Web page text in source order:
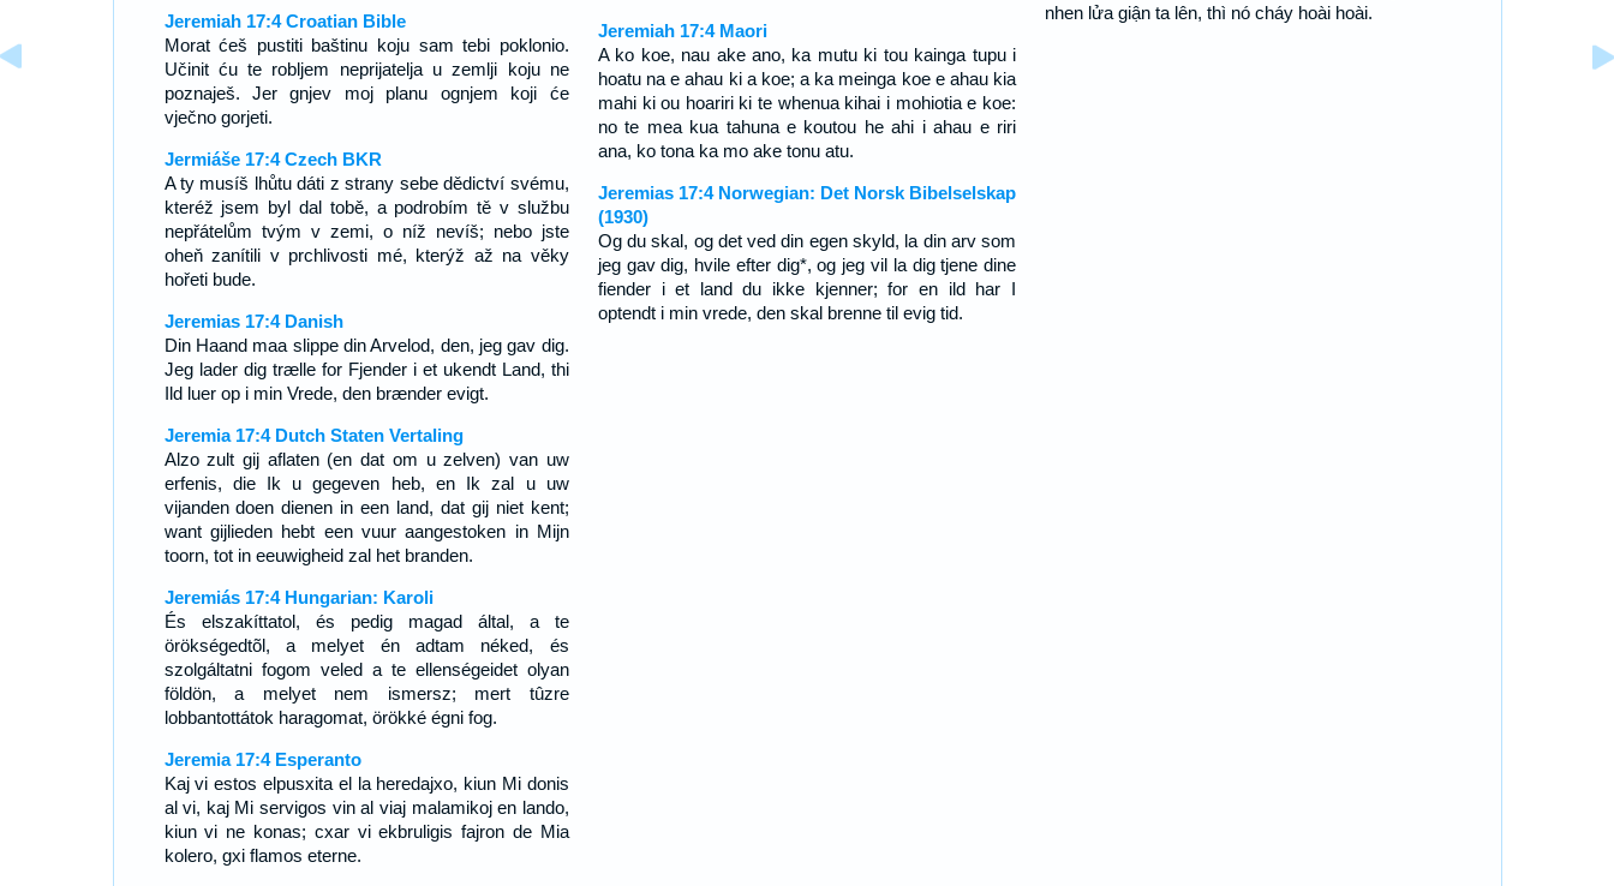
Jeremiah 17:4 Croatian Bible
Morat ćeš pustiti baštinu koju sam tebi poklonio.
Učinit ću te robljem neprijatelja u zemlji koju ne
poznaješ. Jer gnjev moj planu ognjem koji će
vječno gorjeti.
Jermiáše 17:4 Czech BKR
A ty musíš lhůtu dáti z strany sebe dědictví svému,
kteréž jsem byl dal tobě, a podrobím tě v službu
nepřátelům tvým v zemi, o níž nevíš; nebo jste
oheň zanítili v prchlivosti mé, kterýž až na věky
hořeti bude.
Jeremias 17:4 Danish
Din Haand maa slippe din Arvelod, den, jeg gav dig.
Jeg lader dig trælle for Fjender i et ukendt Land, thi
Ild luer op i min Vrede, den brænder evigt.
Jeremia 17:4 Dutch Staten Vertaling
Alzo zult gij aflaten (en dat om u zelven) van uw
erfenis, die Ik u gegeven heb, en Ik zal u uw
vijanden doen dienen in een land, dat gij niet kent;
want gijlieden hebt een vuur aangestoken in Mijn
toorn, tot in eeuwigheid zal het branden.
Jeremiás 17:4 Hungarian: Karoli
És elszakíttatol, és pedig magad által, a te
örökségedtõl, a melyet én adtam néked, és
szolgáltatni fogom veled a te ellenségeidet olyan
földön, a melyet nem ismersz; mert tûzre
lobbantottátok haragomat, örökké égni fog.
Jeremia 17:4 Esperanto
Kaj vi estos elpusxita el la heredajxo, kiun Mi donis
al vi, kaj Mi servigos vin al viaj malamikoj en lando,
kiun vi ne konas; cxar vi ekbruligis fajron de Mia
kolero, gxi flamos eterne.
Jeremiah 17:4 Maori
A ko koe, nau ake ano, ka mutu ki tou kainga tupu i
hoatu na e ahau ki a koe; a ka meinga koe e ahau kia
mahi ki ou hoariri ki te whenua kihai i mohiotia e koe:
no te mea kua tahuna e koutou he ahi i ahau e riri
ana, ko tona ka mo ake tonu atu.
Jeremias 17:4 Norwegian: Det Norsk Bibelselskap
(1930)
Og du skal, og det ved din egen skyld, la din arv som
jeg gav dig, hvile efter dig*, og jeg vil la dig tjene dine
fiender i et land du ikke kjenner; for en ild har I
optendt i min vrede, den skal brenne til evig tid.
nhen lửa giận ta lên, thì nó cháy hoài hoài.